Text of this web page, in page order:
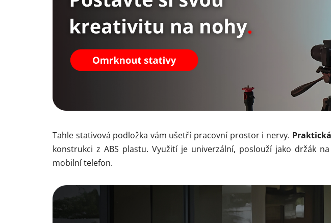
Tahle stativová podložka vám ušetří pracovní prostor i nervy.
konstrukci z ABS plastu. Využití je univerzální, poslouží jako držák
mobilní telefon.